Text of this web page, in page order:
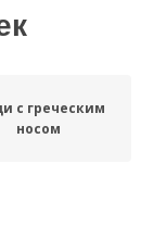
с греческим
носом